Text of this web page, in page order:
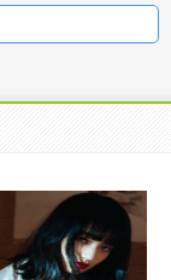
在人海茫茫中寻
弃。
所有的一切，依
强不够勇敢的
，在年少时尝